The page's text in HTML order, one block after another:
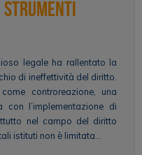
legale ha rallentato la
di ineffettività del diritto.
controreazione, una
con l’implementazione di
nel campo del diritto
istituti non è limitata…